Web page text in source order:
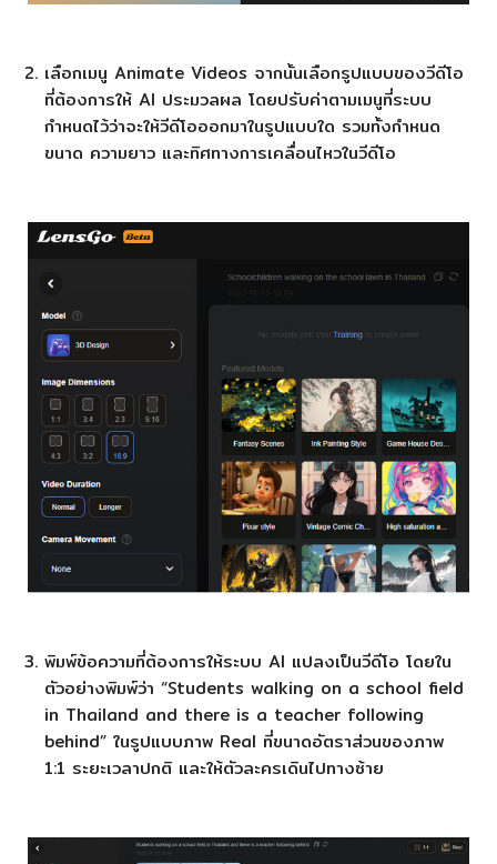
เลือกเมนู Animate Videos จากนั้นเลือกรูปแบบของวีดีโอ
ที่ต้องการให้ AI ประมวลผล โดยปรับค่าตามเมนูที่ระบบ
กำหนดไว้ว่าจะให้วีดีโอออกมาในรูปแบบใด รวมทั้งกำหนด
ขนาด ความยาว และทิศทางการเคลื่อนไหวในวีดีโอ
พิมพ์ข้อความที่ต้องการให้ระบบ AI แปลงเป็นวีดีโอ โดยใน
ตัวอย่างพิมพ์ว่า “Students walking on a school field
in Thailand and there is a teacher following
behind” ในรูปแบบภาพ Real ที่ขนาดอัตราส่วนของภาพ
1:1 ระยะเวลาปกติ และให้ตัวละครเดินไปทางซ้าย